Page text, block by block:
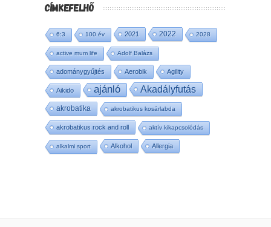
CÍMKEFELHŐ
6:3 100 év 2021 2022 2028
active mum life Adolf Balázs
adománygyűjtés Aerobik Agility
Aikido ajánló Akadályfutás
akrobatika akrobatikus kosárlabda
akrobatikus rock and roll aktív kikapcsolódás
alkalmi sport Alkohol Allergia